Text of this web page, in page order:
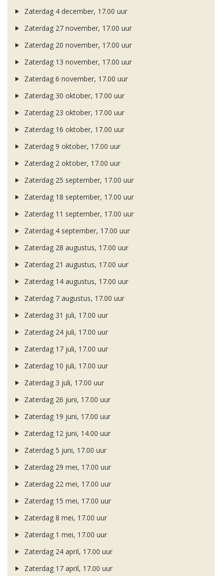
Zaterdag 4 december, 17.00 uur
Zaterdag 27 november, 17.00 uur
Zaterdag 20 november, 17.00 uur
Zaterdag 13 november, 17.00 uur
Zaterdag 6 november, 17.00 uur
Zaterdag 30 oktober, 17.00 uur
Zaterdag 23 oktober, 17.00 uur
Zaterdag 16 oktober, 17.00 uur
Zaterdag 9 oktober, 17.00 uur
Zaterdag 2 oktober, 17.00 uur
Zaterdag 25 september, 17.00 uur
Zaterdag 18 september, 17.00 uur
Zaterdag 11 september, 17.00 uur
Zaterdag 4 september, 17.00 uur
Zaterdag 28 augustus, 17.00 uur
Zaterdag 21 augustus, 17.00 uur
Zaterdag 14 augustus, 17.00 uur
Zaterdag 7 augustus, 17.00 uur
Zaterdag 31 juli, 17.00 uur
Zaterdag 24 juli, 17.00 uur
Zaterdag 17 juli, 17.00 uur
Zaterdag 10 juli, 17.00 uur
Zaterdag 3 juli, 17.00 uur
Zaterdag 26 juni, 17.00 uur
Zaterdag 19 juni, 17.00 uur
Zaterdag 12 juni, 14.00 uur
Zaterdag 5 juni, 17.00 uur
Zaterdag 29 mei, 17.00 uur
Zaterdag 22 mei, 17.00 uur
Zaterdag 15 mei, 17.00 uur
Zaterdag 8 mei, 17.00 uur
Zaterdag 1 mei, 17.00 uur
Zaterdag 24 april, 17.00 uur
Zaterdag 17 april, 17.00 uur